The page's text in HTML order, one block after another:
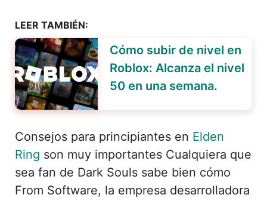
LEER TAMBIÉN:
Cómo subir de nivel en
Roblox: Alcanza el nivel
50 en una semana.
Consejos para principiantes en Elden
Ring son muy importantes Cualquiera que
sea fan de Dark Souls sabe bien cómo
From Software, la empresa desarrolladora